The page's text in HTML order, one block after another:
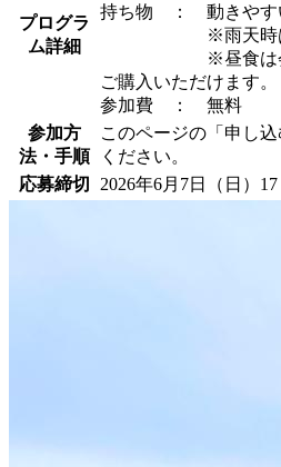
プログラ
ム詳細
持ち物 ： 動きやす
※雨天時は雨具
※昼食は会場や
ご購入いただけます。
参加費 ： 無料
参加方
法・手順
このページの「申し
ください。
応募締切
2026年6月7日（日）